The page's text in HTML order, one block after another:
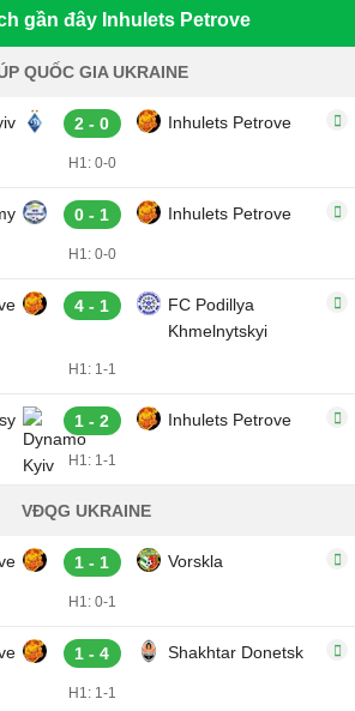
gần đây Inhulets Petrove
QUỐC GIA UKRAINE
2 - 0 Inhulets Petrove
H1: 0-0
0 - 1 Inhulets Petrove
H1: 0-0
4 - 1
FC Podillya
Khmelnytskyi
H1: 1-1
1 - 2 Inhulets Petrove
H1: 1-1
VĐQG UKRAINE
1 - 1 Vorskla
H1: 0-1
1 - 4 Shakhtar Donetsk
H1: 1-1